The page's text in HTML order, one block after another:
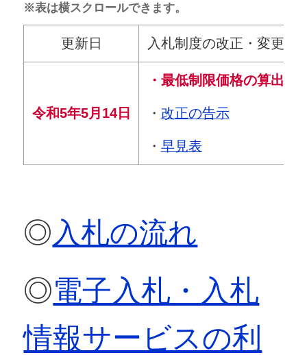
※表は横スクロールできます。
更新日 入札制度の改正・変
令和5年5月14日
・最低制限価格の算出
・ 改正の告示
・ 早見表
◎入札の流れ
◎電子入札・入札
情報サービスの利